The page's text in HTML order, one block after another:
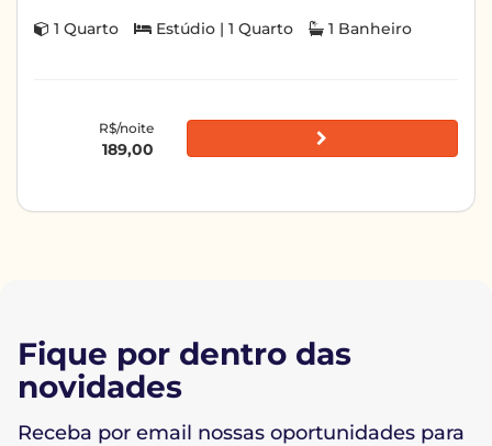
1 Quarto Estúdio | 1 Quarto 1 Banheiro
R$/noite
189,00
Fique por dentro das
novidades
Receba por email nossas oportunidades para